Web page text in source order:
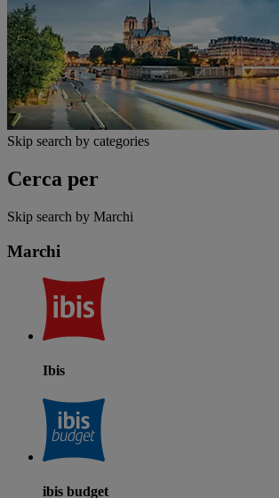
Skip search by categories
Cerca per
Skip search by Marchi
Marchi
Ibis
ibis budget